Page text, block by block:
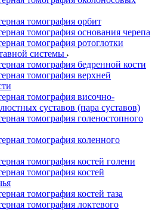
томография орбит
томография основания черепа
томография ротоглотки
системы
томография бедренной кости
томография верхней
томография височно-
суставов (пара суставов)
томография голеностопного
томография коленного
томография костей голени
томография костей
томография костей таза
томография локтевого